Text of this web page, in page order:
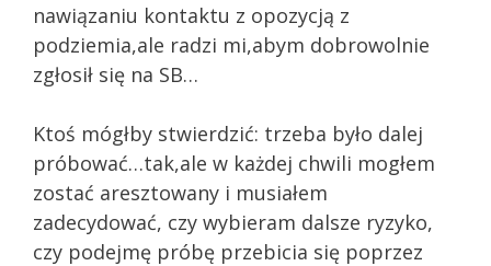
nawiązaniu kontaktu z opozycją z
podziemia,ale radzi mi,abym dobrowolnie
zgłosił się na SB…
Ktoś mógłby stwierdzić: trzeba było dalej
próbować…tak,ale w każdej chwili mogłem
zostać aresztowany i musiałem
zadecydować, czy wybieram dalsze ryzyko,
czy podejmę próbę przebicia się poprzez